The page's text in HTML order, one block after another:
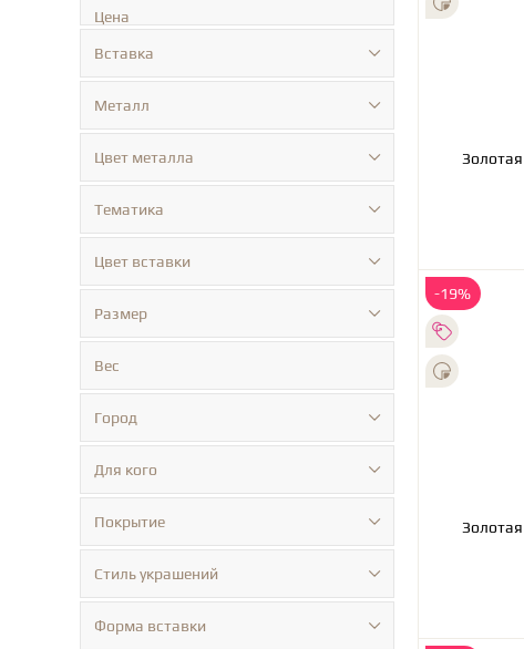
Цена
Вставка
Металл
Цвет металла
Тематика
Цвет вставки
Размер
Вес
Город
Для кого
Покрытие
Стиль украшений
Форма вставки
-19%